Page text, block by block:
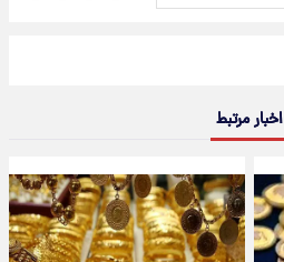
اخبار مرتبط